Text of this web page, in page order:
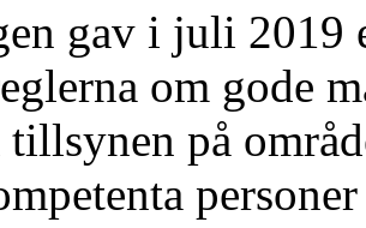
gav i juli 2019
om gode
på